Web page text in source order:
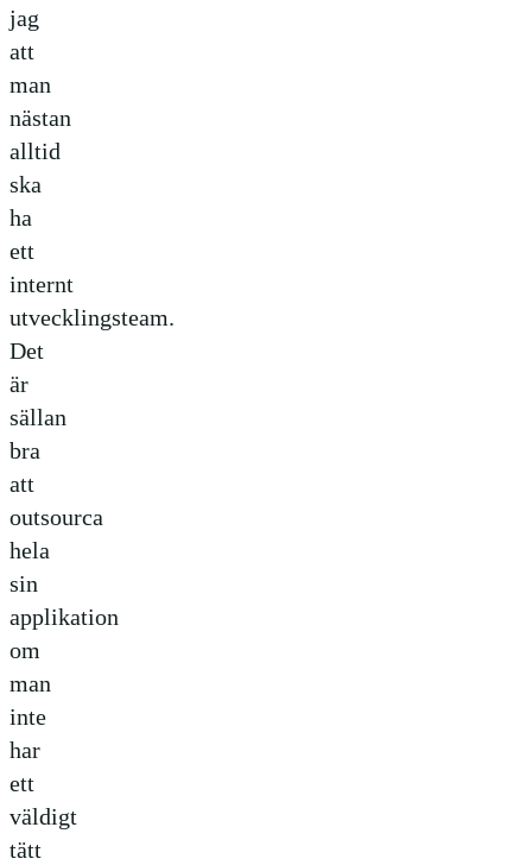
jag
att
man
nästan
alltid
ska
ha
ett
internt
utvecklingsteam.
Det
är
sällan
bra
att
outsourca
hela
sin
applikation
om
man
inte
har
ett
väldigt
tätt